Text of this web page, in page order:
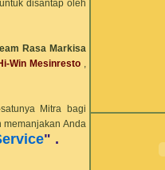
disantap oleh
Rasa Markisa
Win Mesinresto
Mitra bagi
memanjakan Anda
" .
agen distributor